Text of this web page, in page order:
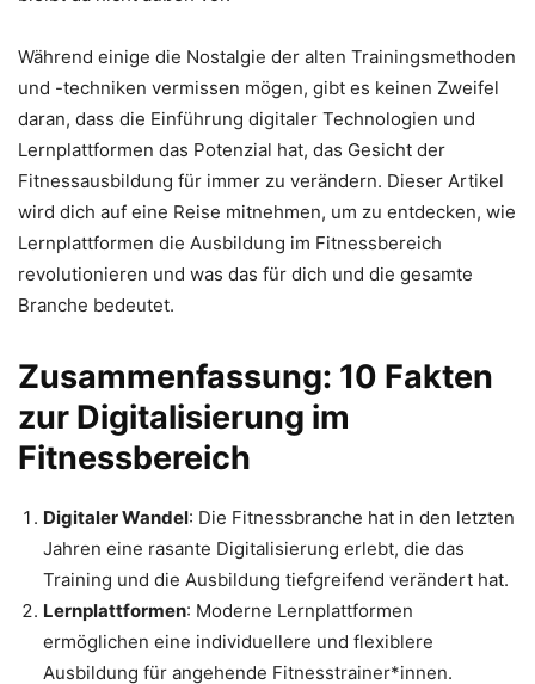
Während einige die Nostalgie der alten Trainingsmethoden
und -techniken vermissen mögen, gibt es keinen Zweifel
daran, dass die Einführung digitaler Technologien und
Lernplattformen das Potenzial hat, das Gesicht der
Fitnessausbildung für immer zu verändern. Dieser Artikel
wird dich auf eine Reise mitnehmen, um zu entdecken, wie
Lernplattformen die Ausbildung im Fitnessbereich
revolutionieren und was das für dich und die gesamte
Branche bedeutet.
Zusammenfassung: 10 Fakten
zur Digitalisierung im
Fitnessbereich
Digitaler Wandel: Die Fitnessbranche hat in den letzten
Jahren eine rasante Digitalisierung erlebt, die das
Training und die Ausbildung tiefgreifend verändert hat.
Lernplattformen: Moderne Lernplattformen
ermöglichen eine individuellere und flexiblere
Ausbildung für angehende Fitnesstrainer*innen.